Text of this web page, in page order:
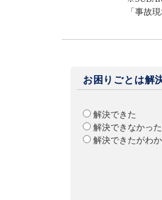
「事故
お困りごとは解
解決できた
解決できなかった
解決できたがわ